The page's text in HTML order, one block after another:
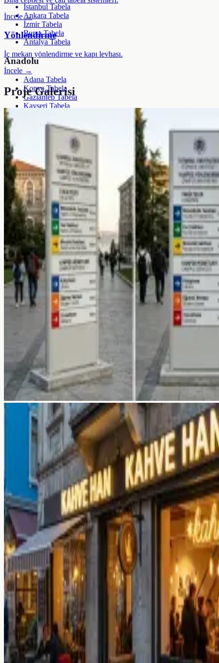
İstanbul Tabela
Ankara Tabela
İzmir Tabela
Bursa Tabela
Antalya Tabela
Anadolu
Adana Tabela
Konya Tabela
Gaziantep Tabela
Kayseri Tabela
Yerel Hizmetler
İstanbul İlçeleri (39)
81 İl Lojistik Ağı
Sektörel Tabela Önerici
Tüm Şehirler & Bölgeler →
Kurumsal
Şirket
Hakkımızda
Ekibimiz
Referanslar
Galeri
Kaynaklar
Blog
SSS
Hizmetler
SSS
+90 532 372 39 32Ücretsiz Teklif Al
İncele →
Yönlendirme
İç mekan yönlendirme ve kapı levhası.
İncele →
Proje Galerisi